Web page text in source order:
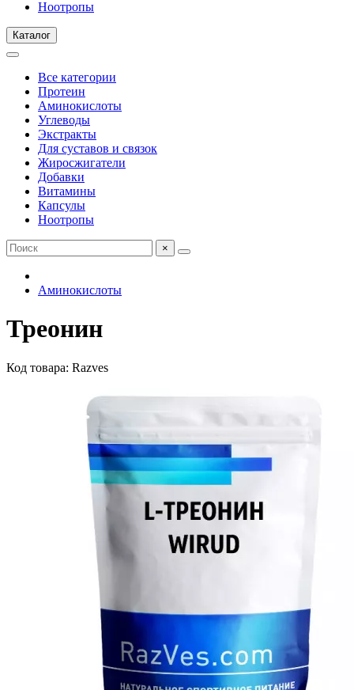
Ноотропы
Каталог
Все категории
Протеин
Аминокислоты
Углеводы
Экстракты
Для суставов и связок
Жиросжигатели
Добавки
Витамины
Капсулы
Ноотропы
×
Аминокислоты
Треонин
Код товара: Razves